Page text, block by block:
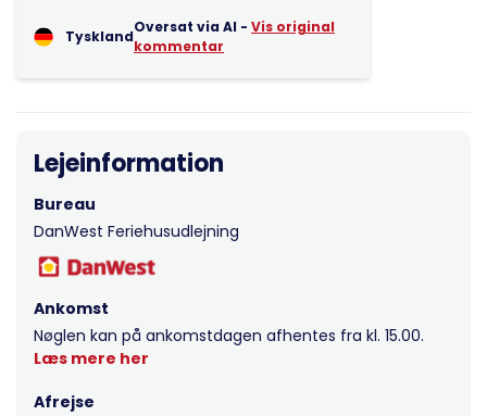
Tyskland
Oversat via AI - Vis original
kommentar
Lejeinformation
Bureau
DanWest Feriehusudlejning
Ankomst
Nøglen kan på ankomstdagen afhentes fra kl. 15.00.
Læs mere her
Afrejse